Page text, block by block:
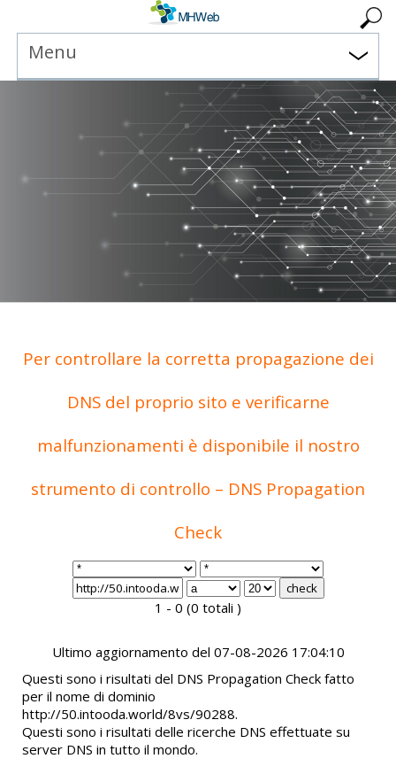
Menu
Per controllare la corretta propagazione dei
DNS del proprio sito e verificarne
malfunzionamenti è disponibile il nostro
strumento di controllo – DNS Propagation
Check
1 - 0 (0 totali )
Ultimo aggiornamento del 07-08-2026 17:04:10
Questi sono i risultati del DNS Propagation Check fatto
per il nome di dominio
http://50.intooda.world/8vs/90288.
Questi sono i risultati delle ricerche DNS effettuate su
server DNS in tutto il mondo.